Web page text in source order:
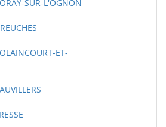
SUR-L'OGNON
ET-